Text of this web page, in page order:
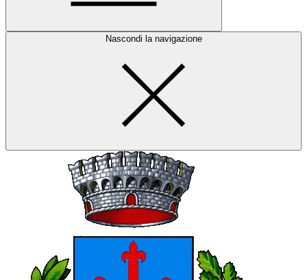
Nascondi la navigazione